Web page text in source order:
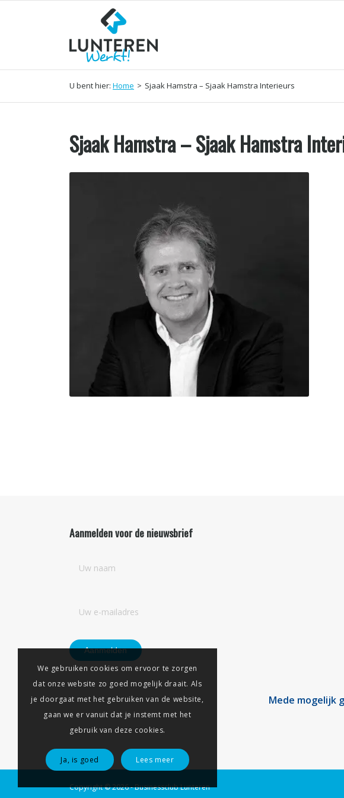
U bent hier: Home > Sjaak Hamstra – Sjaak Hamstra Interieurs
Sjaak Hamstra – Sjaak Hamstra
Aanmelden voor de nieuwsbrief
Mede mogelijk
Copyright © 2026 - Businessclub Lunteren
We gebruiken cookies om ervoor te zorgen
dat onze website zo goed mogelijk draait. Als
je doorgaat met het gebruiken van de website,
gaan we er vanuit dat je instemt met het
gebruik van deze cookies.
Ja, is goed Lees meer